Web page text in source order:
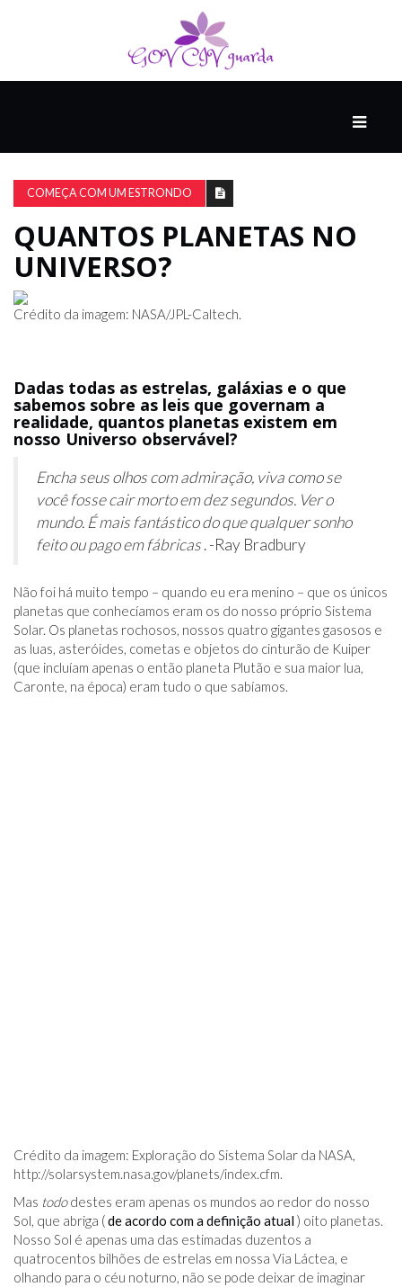
DO
THINK
UM
ESTRONDO
COMEÇA COM UM ESTRONDO
QUANTOS PLANETAS NO
UNIVERSO?
Crédito da imagem: NASA/JPL-Caltech.
Dadas todas as estrelas, galáxias e o que
sabemos sobre as leis que governam a
realidade, quantos planetas existem em
nosso Universo observável?
Encha seus olhos com admiração, viva como se
você fosse cair morto em dez segundos. Ver o
mundo. É mais fantástico do que qualquer sonho
feito ou pago em fábricas. -Ray Bradbury
Não foi há muito tempo – quando eu era menino – que os únicos
planetas que conhecíamos eram os do nosso próprio Sistema
Solar. Os planetas rochosos, nossos quatro gigantes gasosos e
as luas, asteróides, cometas e objetos do cinturão de Kuiper
(que incluíam apenas o então planeta Plutão e sua maior lua,
Caronte, na época) eram tudo o que sabíamos.
Crédito da imagem: Exploração do Sistema Solar da NASA,
http://solarsystem.nasa.gov/planets/index.cfm.
Mas tododestes eram apenas os mundos ao redor do nosso
Sol, que abriga (de acordo com a definição atual) oito planetas.
Nosso Sol é apenas uma das estimadas duzentos a
quatrocentos bilhões de estrelas em nossa Via Láctea, e
olhando para o céu noturno, não se pode deixar de imaginar